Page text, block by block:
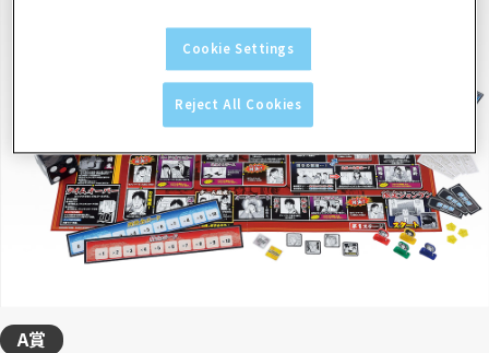
A賞
Cookie Settings
Reject All Cookies